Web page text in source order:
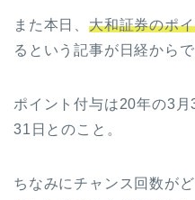
また本日、 大和証券のポ
るという記事が日経からで
ポイント付与は20年の3
31日とのこと。
ちなみにチャンス回数が